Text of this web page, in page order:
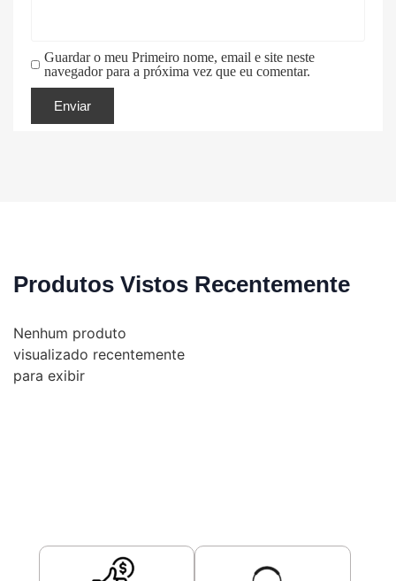
Guardar o meu Primeiro nome, email e site neste
navegador para a próxima vez que eu comentar.
Produtos Vistos Recentemente
Nenhum produto
visualizado recentemente
para exibir